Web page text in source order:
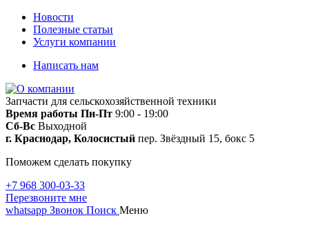
Новости
Полезные статьи
Услуги компании
Написать нам
Запчасти для сельскохозяйственной техники
Время работы Пн-Пт 9:00 - 19:00
Сб-Вс Выходной
г. Краснодар, Колосистый пер. Звёздный 15, бокс 5
Поможем сделать покупку
+7 968 300-03-33
Перезвоните мне
whatsapp Звонок Поиск Меню